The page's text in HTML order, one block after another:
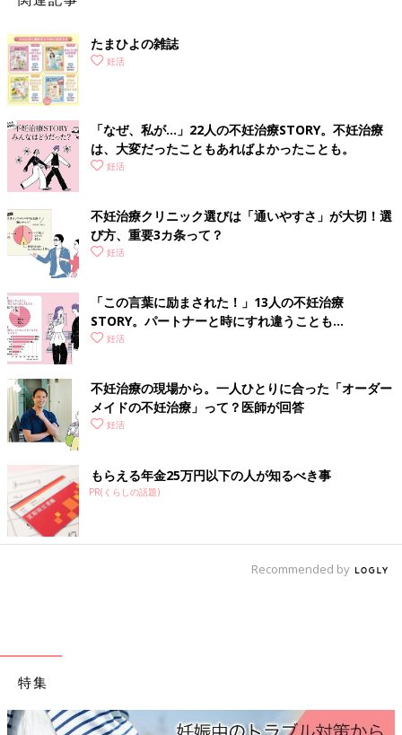
たまひよの雑誌
妊活
「なぜ、私が…」22人の不妊治療STORY。不妊治療
は、大変だったこともあればよかったことも。
妊活
不妊治療クリニック選びは「通いやすさ」が大切！選
び方、重要3カ条って？
妊活
「この言葉に励まされた！」13人の不妊治療
STORY。パートナーと時にすれ違うことも…
妊活
不妊治療の現場から。一人ひとりに合った「オーダー
メイドの不妊治療」って？医師が回答
妊活
もらえる年金25万円以下の人が知るべき事
PR(くらしの話題)
Recommended by
特集